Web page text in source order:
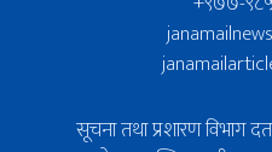
सूचना तथा प्रशारण विभाग